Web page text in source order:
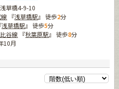
草橋4-9-10
『浅草橋駅』 徒歩2分
浅草橋駅』 徒歩5分
谷線 『秋葉原駅』 徒歩8分
10月